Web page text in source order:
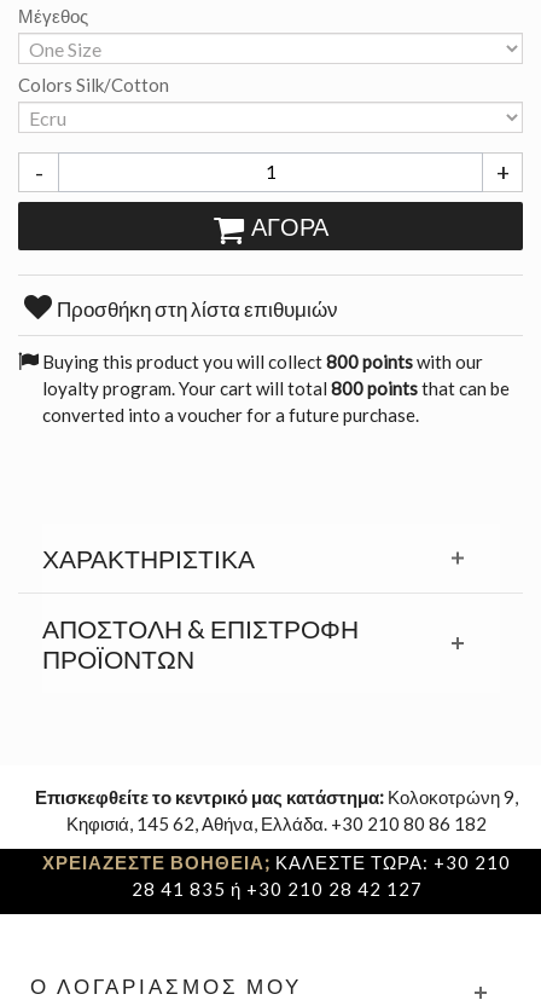
Μέγεθος
Colors Silk/Cotton
- +
ΑΓΟΡΆ
Προσθήκη στη λίστα επιθυμιών
Buying this product you will collect800 pointswith our
loyalty program. Your cart will total 800 pointsthat can be
converted into a voucher for a future purchase.
ΧΑΡΑΚΤΗΡΙΣΤΙΚΆ
ΑΠΟΣΤΟΛΉ & ΕΠΙΣΤΡΟΦΉ
ΠΡΟΪΟΝΤΩΝ
Επισκεφθείτε το κεντρικό μας κατάστημα: Κολοκοτρώνη 9,
Κηφισιά, 145 62, Αθήνα, Ελλάδα. +30 210 80 86 182
ΧΡΕΙΑΖΕΣΤΕ ΒΟΗΘΕΙΑ; ΚΑΛΕΣΤΕ ΤΩΡΑ: +30 210
28 41 835 ή +30 210 28 42 127
Ο ΛΟΓΑΡΙΑΣΜΌΣ ΜΟΥ